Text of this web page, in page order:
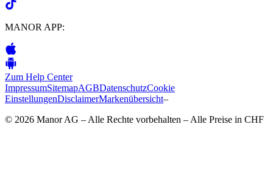
MANOR APP:
Zum Help Center
ImpressumSitemapAGBDatenschutzCookie
EinstellungenDisclaimerMarkenübersicht–
© 2026 Manor AG – Alle Rechte vorbehalten – Alle Preise in CHF